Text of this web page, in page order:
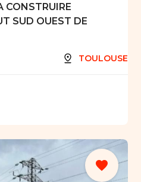
CONSTRUIRE
SUD OUEST DE
TOULOUSE
favorite